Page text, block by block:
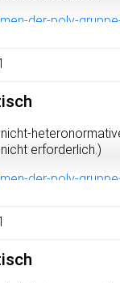
der-poly-
erforderlich.)
der-poly-